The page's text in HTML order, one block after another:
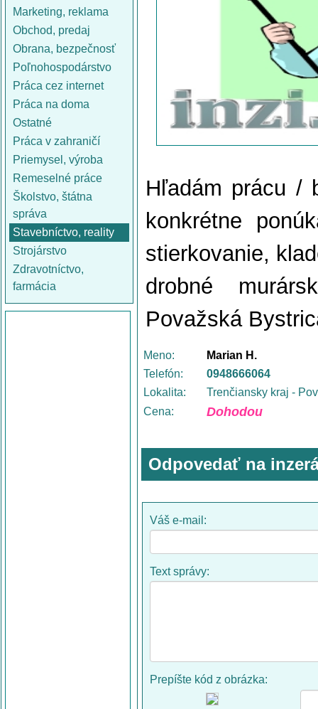
Marketing, reklama
Obchod, predaj
Obrana, bezpečnosť
Poľnohospodárstvo
Práca cez internet
Práca na doma
Ostatné
Práca v zahraničí
Priemysel, výroba
Remeselné práce
Školstvo, štátna
správa
Stavebníctvo, reality
Strojárstvo
Zdravotníctvo,
farmácia
Hľadám prácu /
konkrétne
stierkovanie,
drobné
Považská
Meno:
Marian H.
Telefón:
0948666064
Lokalita:
Trenčiansky kraj -
Cena:
Dohodou
Odpovedať na
Váš e-mail:
Text správy:
Prepíšte kód z obrázka: